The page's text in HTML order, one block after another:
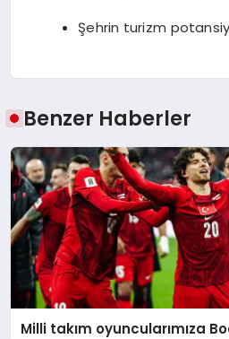
Şehrin turizm
Benzer Haberler
Milli takım oyuncularımıza